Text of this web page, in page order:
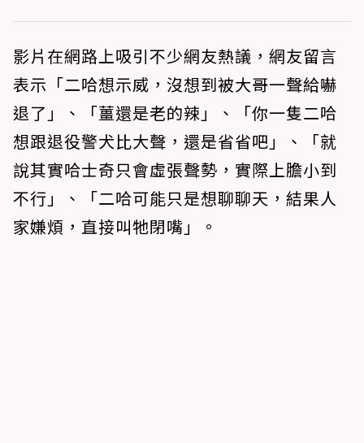
影片在網路上吸引不少網友熱議，網友留言
表示「二哈想示威，沒想到被大哥一聲給嚇
退了」、「薑還是老的辣」、「你一隻二哈
想跟退役警犬比大聲，還是省省吧」、「就
說其實哈士奇只會虛張聲勢，實際上膽小到
不行」、「二哈可能只是想聊聊天，結果人
家嫌煩，直接叫牠閉嘴」。